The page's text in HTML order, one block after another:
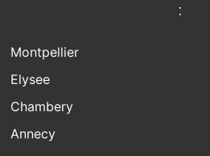
:
Montpellier
Elysee
Chambery
Annecy